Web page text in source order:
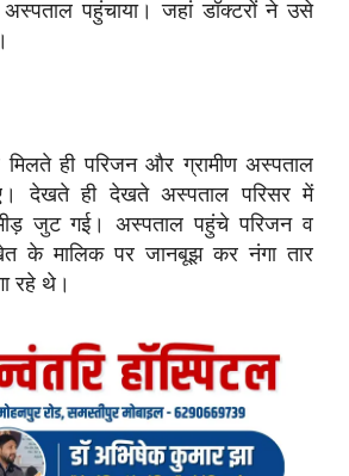
पहुंचाया। जहां डॉक्टरों ने उसे
ही परिजन और ग्रामीण अस्पताल
देखते ही देखते अस्पताल परिसर में
भीड़ जुट गई। अस्पताल पहुंचे परिजन व
के मालिक पर जानबूझ कर नंगा तार
रहे थे।